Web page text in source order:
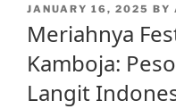
POSTED
JANUARY 16, 2025 BY
Meriahnya
Kamboja:
Langit